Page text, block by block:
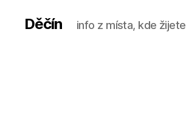
Děčín info z místa, kde žijete